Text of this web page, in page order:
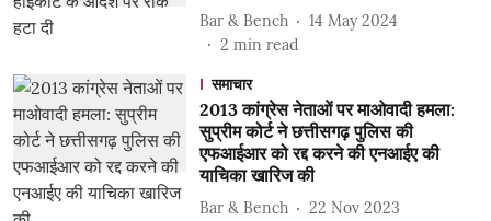
Bar & Bench
14 May 2024
2 min read
समाचार
2013 कांग्रेस नेताओं पर माओवादी हमला:
सुप्रीम कोर्ट ने छत्तीसगढ़ पुलिस की
एफआईआर को रद्द करने की एनआईए की
याचिका खारिज की
Bar & Bench
22 Nov 2023